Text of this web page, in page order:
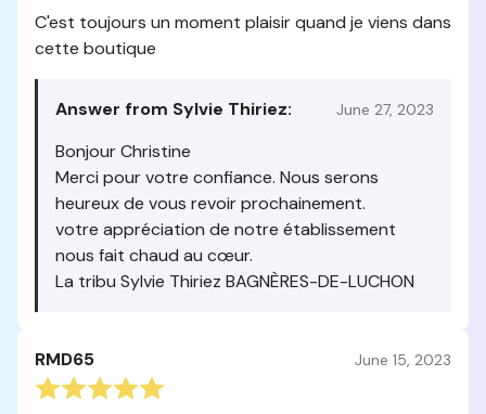
C'est toujours un moment plaisir quand je viens dans
cette boutique
Answer from Sylvie Thiriez: June 27, 2023
Bonjour Christine
Merci pour votre confiance. Nous serons
heureux de vous revoir prochainement.
votre appréciation de notre établissement
nous fait chaud au cœur.
La tribu Sylvie Thiriez BAGNÈRES-DE-LUCHON
RMD65 June 15, 2023